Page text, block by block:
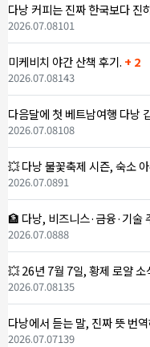
다낭 커피는 진짜 한국보다 진
2026.07.08101
미케비치 야간 산책 후기. + 2
2026.07.08143
다음달에 첫 베트남여행 다낭
2026.07.08108
💥 다낭 불꽃축제 시즌, 숙소
2026.07.0891
🏦 다낭, 비즈니스·금융·기
2026.07.0888
💥 26년 7월 7일, 황제 로얄 소
2026.07.08135
다낭에서 듣는 말, 진짜 뜻 번
2026.07.07139